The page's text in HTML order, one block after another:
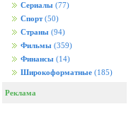
Сериалы (77)
Спорт (50)
Страны (94)
Фильмы (359)
Финансы (14)
Широкоформатные (185)
Реклама